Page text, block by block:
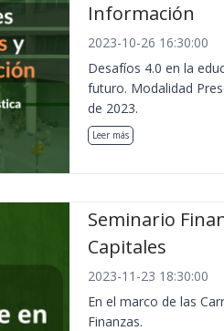
Información
2023-10-26 16:30:00
Desafíos 4.0 en la
futuro. Modalidad
de 2023.
Leer más
Seminario
Capitales
2023-11-23 18:30:00
En el marco de las
Finanzas.